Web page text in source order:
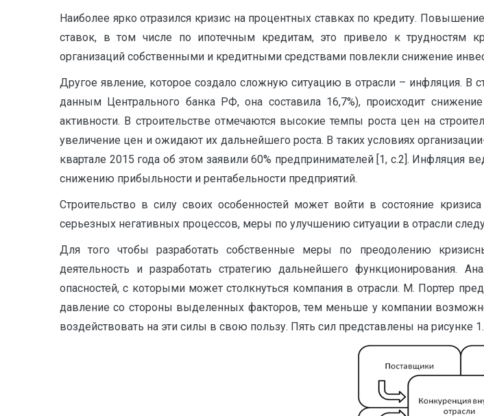
Наиболее ярко отразился кризис на процентных ставках по кредиту.
ставок, в том числе по ипотечным кредитам, это привело к трудностям
организаций собственными и кредитными средствами повлекли снижение
Другое явление, которое создало сложную ситуацию в отрасли – инфляция. В
данным Центрального банка РФ, она составила 16,7%), происходит
активности. В строительстве отмечаются высокие темпы роста цен на
увеличение цен и ожидают их дальнейшего роста. В таких условиях
квартале 2015 года об этом заявили 60% предпринимателей [1, с.2]. Инфляция
снижению прибыльности и рентабельности предприятий.
Строительство в силу своих особенностей может войти в состояние
серьезных негативных процессов, меры по улучшению ситуации в отрасли
Для того чтобы разработать собственные меры по преодолению
деятельность и разработать стратегию дальнейшего функционирования.
опасностей, с которыми может столкнуться компания в отрасли. М. Портер
давление со стороны выделенных факторов, тем меньше у компании
воздействовать на эти силы в свою пользу. Пять сил представлены на рисунке 1.